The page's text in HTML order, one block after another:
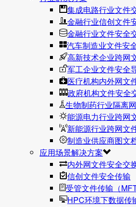
集成电路行业文件
金融行业信创文件
金融行业文件安全
汽车制造业文件安
高新技术企业跨网
军工企业文件安全
医疗机构内外网文
政府机构文件安全
生物制药行业隔离
能源电力行业跨网
新能源行业跨网文
制造业供应商图文
应用场景解决方案
内外网文件安全交
信创文件安全传输
受管文件传输（MFT
HPC环境下数据传